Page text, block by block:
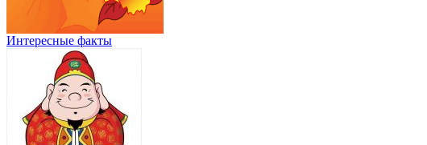
Интересные факты